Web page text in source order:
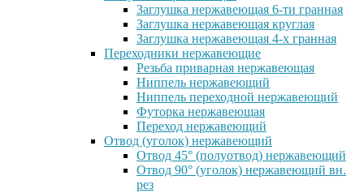
Заглушка нержавеющая 6-ти гранная
Заглушка нержавеющая круглая
Заглушка нержавеющая 4-х гранная
Переходники нержавеющие
Резьба приварная нержавеющая
Ниппель нержавеющий
Ниппель переходной нержавеющий
Футорка нержавеющая
Переход нержавеющий
Отвод (уголок) нержавеющий
Отвод 45° (полуотвод) нержавеющий
Отвод 90° (уголок) нержавеющий вн.
рез